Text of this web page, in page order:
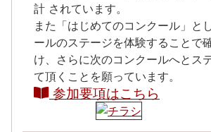
計 されています。
また「はじめてのコンクール」と
ールのステージを体験することで
け、さらに次のコンクールへとス
て頂くことを願っています。
参加要項はこちら